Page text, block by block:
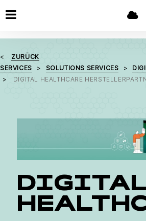
ZURÜCK
SERVICES
SOLUTIONS SERVICES
DIGITAL HEALTHCARE